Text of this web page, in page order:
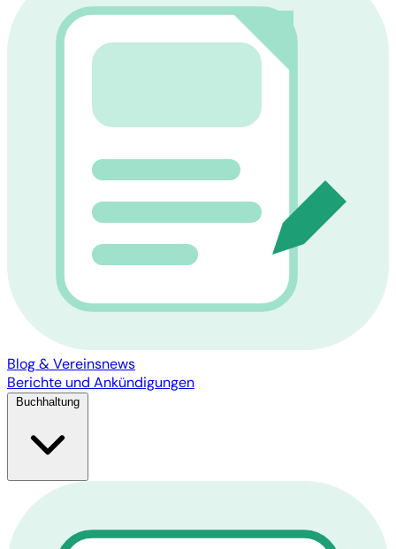
Blog & Vereinsnews
Berichte und Ankündigungen
Buchhaltung